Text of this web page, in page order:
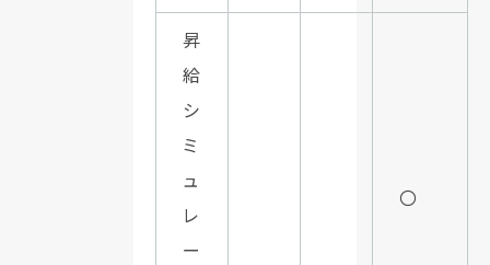
昇
給
シ
ミ
ュ
レ
ー
〇